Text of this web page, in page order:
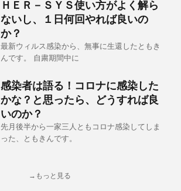
ＨＥＲ－ＳＹＳ使い方がよく解ら
ないし、１日何回やれば良いの
か？
最新ウィルス感染から、無事に生還したともき
んです。 自粛期間中に
感染者は語る！コロナに感染した
かな？と思ったら、どうすれば良
いのか？
先月後半から一家三人ともコロナ感染してしま
った、ともきんです。
→もっと見る